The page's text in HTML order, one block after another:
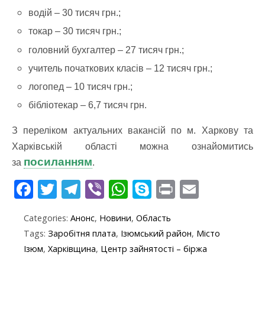
водій – 30 тисяч грн.;
токар – 30 тисяч грн.;
головний бухгалтер – 27 тисяч грн.;
учитель початкових класів – 12 тисяч грн.;
логопед – 10 тисяч грн.;
бібліотекар – 6,7 тисяч грн.
З переліком актуальних вакансій по м. Харкову та
Харківській області можна ознайомитись
за посиланням.
F
e
b
T
itt
er
T
e
gr
Vi
er
W
at
s
S
y
p
Pr
t ai
l
Categories: Анонс, Новини, Область
Tags: Заробітня плата, Ізюмський район, Місто
Ізюм, Харківщина, Центр зайнятості – біржа